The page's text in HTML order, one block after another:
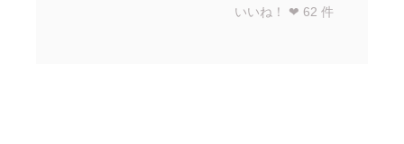
いいね！ ❤︎ 62 件